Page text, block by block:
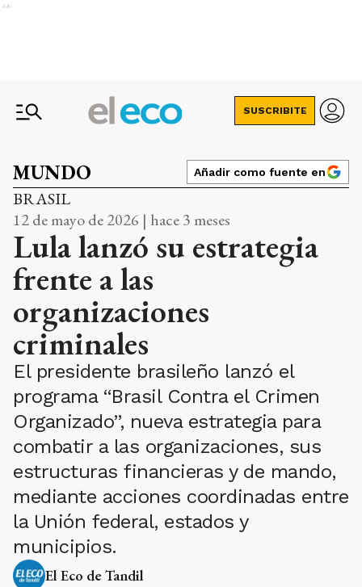
Ads
SUSCRIBITE
MUNDO Añadir como fuente en
BRASIL
12 de mayo de 2026 | hace 3 meses
Lula lanzó su estrategia
frente a las
organizaciones
criminales
El presidente brasileño lanzó el
programa “Brasil Contra el Crimen
Organizado”, nueva estrategia para
combatir a las organizaciones, sus
estructuras financieras y de mando,
mediante acciones coordinadas entre
la Unión federal, estados y
municipios.
El Eco de Tandil